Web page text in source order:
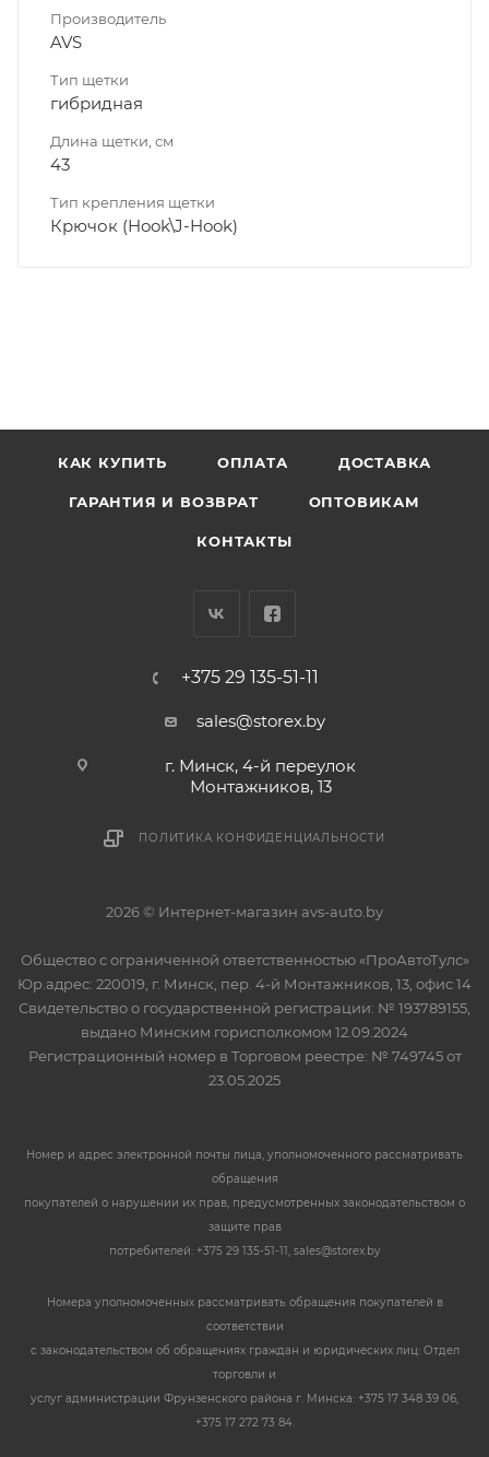
Производитель
AVS
Тип щетки
гибридная
Длина щетки, см
43
Тип крепления щетки
Крючок (Hook\J-Hook)
КАК КУПИТЬ ОПЛАТА ДОСТАВКА
ГАРАНТИЯ И ВОЗВРАТ ОПТОВИКАМ
КОНТАКТЫ
+375 29 135-51-11
sales@storex.by
г. Минск, 4-й переулок
Монтажников, 13
ПОЛИТИКА КОНФИДЕНЦИАЛЬНОСТИ
2026 © Интернет-магазин avs-auto.by
Общество с ограниченной ответственностью «ПроАвтоТулс»
Юр.адрес: 220019, г. Минск, пер. 4-й Монтажников, 13, офис 14
Свидетельство о государственной регистрации: № 193789155,
выдано Минским горисполкомом 12.09.2024
Регистрационный номер в Торговом реестре: № 749745 от
23.05.2025
Номер и адрес электронной почты лица, уполномоченного рассматривать
обращения
покупателей о нарушении их прав, предусмотренных законодательством о
защите прав
потребителей: +375 29 135-51-11, sales@storex.by
Номера уполномоченных рассматривать обращения покупателей в
соответствии
с законодательством об обращениях граждан и юридических лиц: Отдел
торговли и
услуг администрации Фрунзенского района г. Минска: +375 17 348 39 06,
+375 17 272 73 84.